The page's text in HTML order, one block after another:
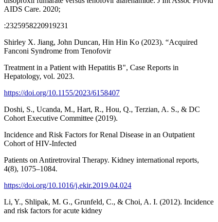
AIDS Care. 2020;
:2325958220919231
Shirley X. Jiang, John Duncan, Hin Hin Ko (2023). “Acquired
Fanconi Syndrome from Tenofovir
Treatment in a Patient with Hepatitis B", Case Reports in
Hepatology, vol. 2023.
https://doi.org/10.1155/2023/6158407
Doshi, S., Ucanda, M., Hart, R., Hou, Q., Terzian, A. S., & DC
Cohort Executive Committee (2019).
Incidence and Risk Factors for Renal Disease in an Outpatient
Cohort of HIV-Infected
Patients on Antiretroviral Therapy. Kidney international reports,
4(8), 1075–1084.
https://doi.org/10.1016/j.ekir.2019.04.024
Li, Y., Shlipak, M. G., Grunfeld, C., & Choi, A. I. (2012). Incidence
and risk factors for acute kidney